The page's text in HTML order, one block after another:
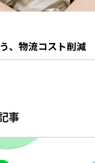
、物流コスト削減
事